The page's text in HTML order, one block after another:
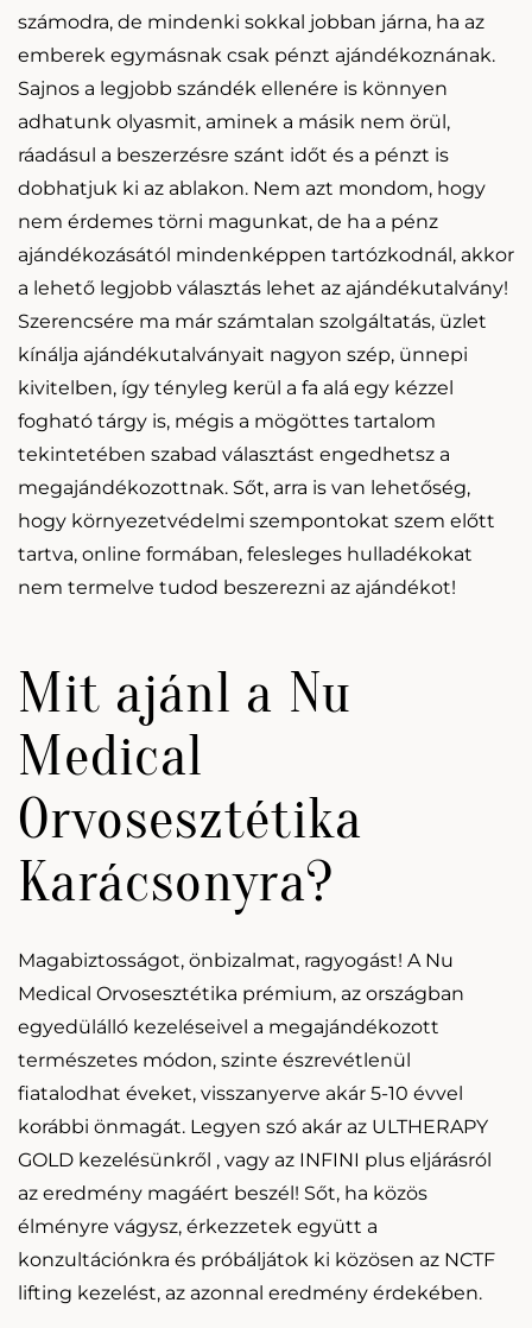
számodra, de mindenki sokkal jobban járna, ha az
emberek egymásnak csak pénzt ajándékoznának.
Sajnos a legjobb szándék ellenére is könnyen
adhatunk olyasmit, aminek a másik nem örül,
ráadásul a beszerzésre szánt időt és a pénzt is
dobhatjuk ki az ablakon. Nem azt mondom, hogy
nem érdemes törni magunkat, de ha a pénz
ajándékozásától mindenképpen tartózkodnál, akkor
a lehető legjobb választás lehet az ajándékutalvány!
Szerencsére ma már számtalan szolgáltatás, üzlet
kínálja ajándékutalványait nagyon szép, ünnepi
kivitelben, így tényleg kerül a fa alá egy kézzel
fogható tárgy is, mégis a mögöttes tartalom
tekintetében szabad választást engedhetsz a
megajándékozottnak. Sőt, arra is van lehetőség,
hogy környezetvédelmi szempontokat szem előtt
tartva, online formában, felesleges hulladékokat
nem termelve tudod beszerezni az ajándékot!
Mit ajánl a Nu
Medical
Orvosesztétika
Karácsonyra?
Magabiztosságot, önbizalmat, ragyogást! A Nu
Medical Orvosesztétika prémium, az országban
egyedülálló kezeléseivel a megajándékozott
természetes módon, szinte észrevétlenül
fiatalodhat éveket, visszanyerve akár 5-10 évvel
korábbi önmagát. Legyen szó akár az ULTHERAPY
GOLD kezelésünkről , vagy az INFINI plus eljárásról
az eredmény magáért beszél! Sőt, ha közös
élményre vágysz, érkezzetek együtt a
konzultációnkra és próbáljátok ki közösen az NCTF
lifting kezelést, az azonnal eredmény érdekében.